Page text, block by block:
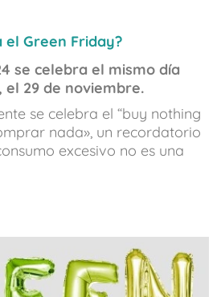
el Green Friday?
se celebra el mismo día
el 29 de noviembre.
se celebra el “buy nothing
nada», un recordatorio
excesivo no es una